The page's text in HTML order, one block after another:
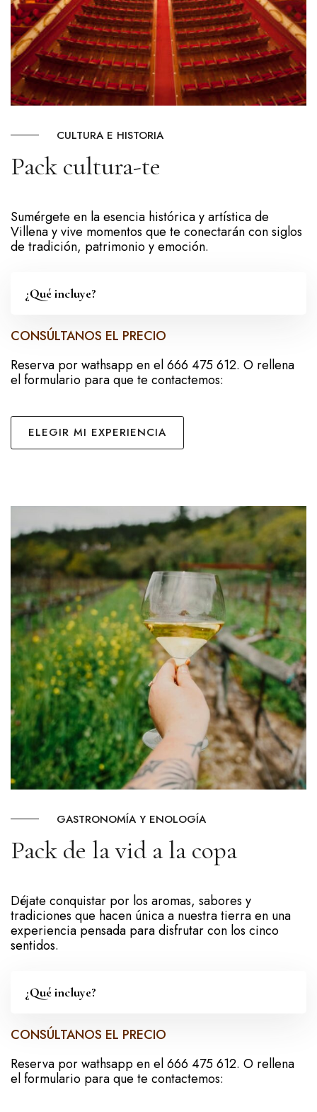
CULTURA E HISTORIA
Pack cultura-te
Sumérgete en la esencia histórica y artística de
Villena y vive momentos que te conectarán con siglos
de tradición, patrimonio y emoción.
¿Qué incluye?
CONSÚLTANOS EL PRECIO
Reserva por wathsapp en el 666 475 612. O rellena
el formulario para que te contactemos:
ELEGIR MI EXPERIENCIA
GASTRONOMÍA Y ENOLOGÍA
Pack de la vid a la copa
Déjate conquistar por los aromas, sabores y
tradiciones que hacen única a nuestra tierra en una
experiencia pensada para disfrutar con los cinco
sentidos.
¿Qué incluye?
CONSÚLTANOS EL PRECIO
Reserva por wathsapp en el 666 475 612. O rellena
el formulario para que te contactemos: